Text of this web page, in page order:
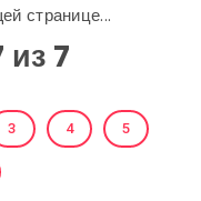
странице...
7
3 4 5